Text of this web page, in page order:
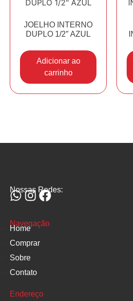
JOELHO INTERNO
DUPLO 1/2″ AZUL
Adicionar ao
carrinho
Nossas Redes:
Navegação
Home
Comprar
Sobre
Contato
Endereço